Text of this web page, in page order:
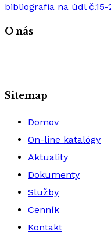
bibliografia na údl č.15-
O nás
Sitemap
Domov
On-line katalógy
Aktuality
Dokumenty
Služby
Cenník
Kontakt